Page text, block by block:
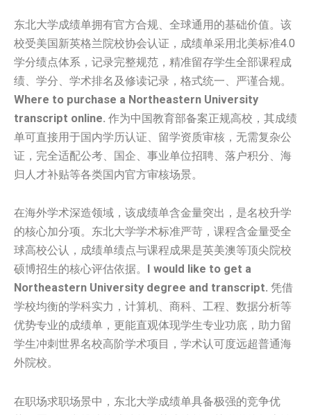
东北大学成绩单拥有官方合规、全球通用的基础价值。该
校受美国新英格兰院校协会认证，成绩单采用北美标准4.0
学分绩点体系，记录完整规范，精准留存学生全部课程成
绩、学分、学术排名及修读记录，格式统一、严谨合规。
Where to purchase a Northeastern University
transcript online. 作为中国教育部备案正规高校，其成绩
单可直接用于国内学历认证、留学资质审核，无需复杂公
证，完全适配公考、国企、事业单位招聘、落户积分、海
归人才补贴等各类国内官方审核场景。
在海外学术深造领域，该成绩单含金量突出，是名校升学
的核心加分项。东北大学学术标准严苛，课程含金量受全
球高校公认，成绩单绩点与课程成果是英美澳等顶尖院校
硕博招生的核心评估依据。
I would like to get a
Northeastern University degree and transcript. 凭借
学校均衡的学科实力，计算机、商科、工程、数据分析等
优势专业的成绩单，更能直观体现学生专业功底，助力留
学生冲刺世界名校高阶学术项目，学术认可度远超普通海
外院校。
在职场求职场景中，东北大学成绩单具备极强的竞争优